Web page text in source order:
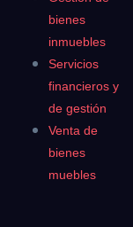
bienes
inmuebles
Servicios
financieros y
de gestión
Venta de
bienes
muebles